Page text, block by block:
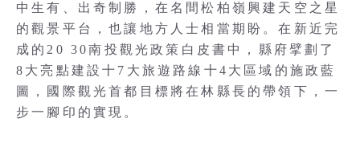
中生有、出奇制勝，在名間松柏嶺興建天空之星
的觀景平台，也讓地方人士相當期盼。在新近完
成的20 30南投觀光政策白皮書中，縣府擘劃了
8大亮點建設十7大旅遊路線十4大區域的施政藍
圖，國際觀光首都目標將在林縣長的帶領下，一
步一腳印的實現。